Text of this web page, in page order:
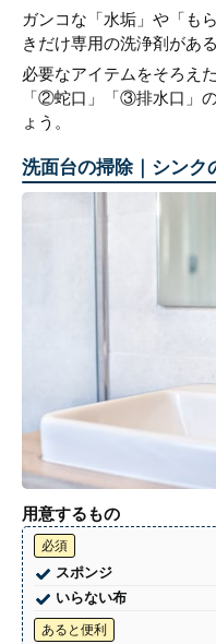
ガンコな「水垢」や「も
きだけ専用の洗浄剤があ
必要なアイテムをそろえ
「②蛇口」「③排水口」
ょう。
洗面台の掃除｜シンク
用意するもの
必須
スポンジ
いらない布
あると便利